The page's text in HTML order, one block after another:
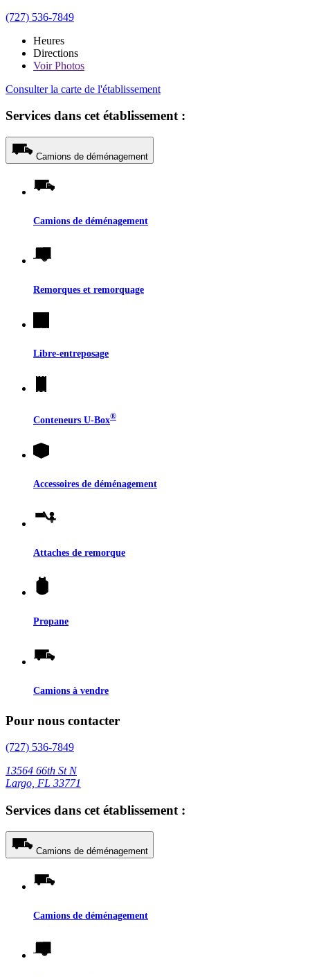
(727) 536-7849
Heures
Directions
VoirPhotos
Consulter la carte de l'établissement
Services dans cet établissement :
Camions de déménagement
Camions de déménagement
Remorques et remorquage
Libre-entreposage
Conteneurs U-Box®
Accessoires de déménagement
Attaches de remorque
Propane
Camions à vendre
Pour nous contacter
(727) 536-7849
13564 66th St N
Largo, FL 33771
Services dans cet établissement :
Camions de déménagement
Camions de déménagement